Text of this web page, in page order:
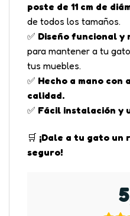
poste de 11 cm de
de todos los tamaños.
✅ Diseño funcional y
para mantener a tu
tus muebles.
✅ Hecho a mano con
calidad.
✅ Fácil instalación y
🛒 ¡Dale a tu gato
seguro!